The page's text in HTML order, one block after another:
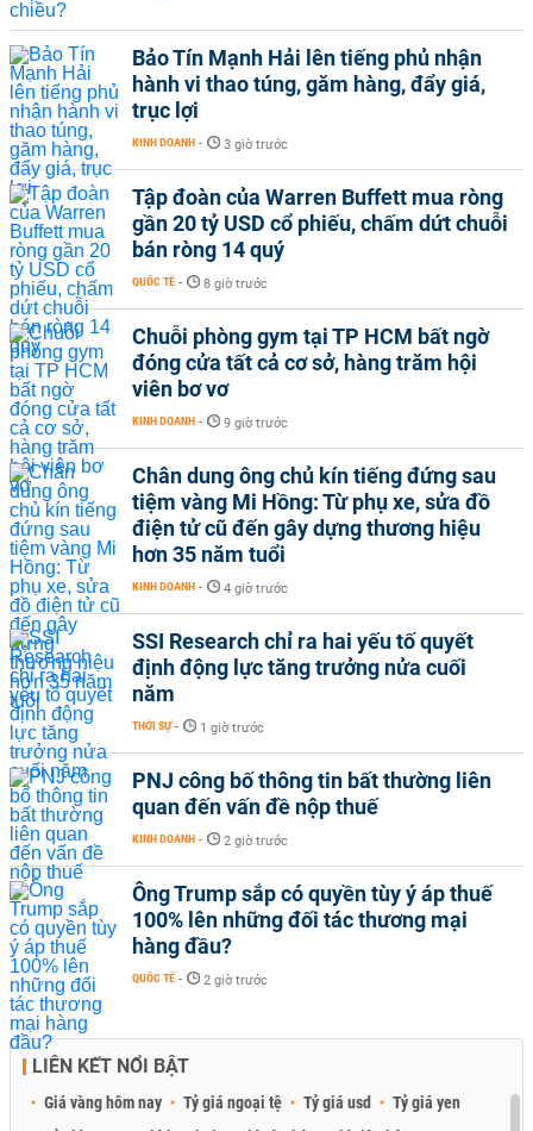
Bảo Tín Mạnh Hải lên tiếng phủ nhận
hành vi thao túng, găm hàng, đẩy giá,
trục lợi
KINH DOANH - 3 giờ trước
Tập đoàn của Warren Buffett mua ròng
gần 20 tỷ USD cổ phiếu, chấm dứt chuỗi
bán ròng 14 quý
QUỐC TẾ - 8 giờ trước
Chuỗi phòng gym tại TP HCM bất ngờ
đóng cửa tất cả cơ sở, hàng trăm hội
viên bơ vơ
KINH DOANH - 9 giờ trước
Chân dung ông chủ kín tiếng đứng sau
tiệm vàng Mi Hồng: Từ phụ xe, sửa đồ
điện tử cũ đến gây dựng thương hiệu
hơn 35 năm tuổi
KINH DOANH - 4 giờ trước
SSI Research chỉ ra hai yếu tố quyết
định động lực tăng trưởng nửa cuối
năm
THỜI SỰ - 1 giờ trước
PNJ công bố thông tin bất thường liên
quan đến vấn đề nộp thuế
KINH DOANH - 2 giờ trước
Ông Trump sắp có quyền tùy ý áp thuế
100% lên những đối tác thương mại
hàng đầu?
QUỐC TẾ - 2 giờ trước
LIÊN KẾT NỔI BẬT
Giá vàng hôm nay Tỷ giá ngoại tệ Tỷ giá usd
Tỷ giá yen